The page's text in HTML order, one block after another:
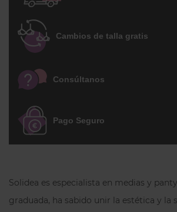
Sanitized®. La talla 4/XL tiene
posterior.
Cambios de talla gratis
Consúltanos
Pago Seguro
Solidea es especialista en medias y
graduada, ha sabido unir la estética y la